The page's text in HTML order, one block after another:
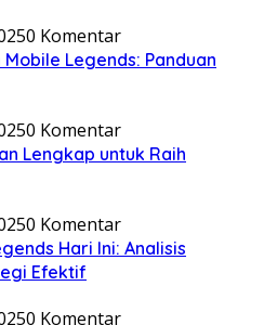
0 Komentar
Legends: Panduan
0 Komentar
Lengkap untuk Raih
0 Komentar
Hari Ini: Analisis
Efektif
0 Komentar